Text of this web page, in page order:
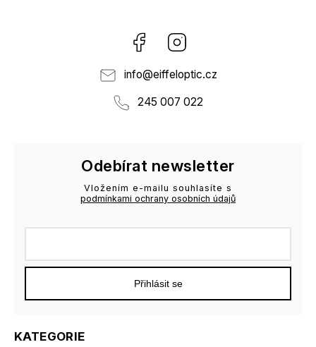
Facebook
info@eiffeloptic.cz
245 007 022
KATEGORIE
Odebírat newsletter
Vložením e-mailu souhlasíte s
podmínkami ochrany osobních údajů
Přihlásit se